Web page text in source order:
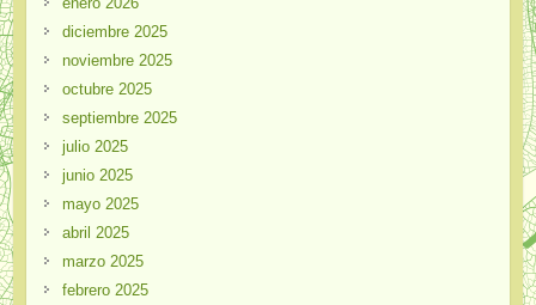
diciembre 2025
noviembre 2025
octubre 2025
septiembre 2025
julio 2025
junio 2025
mayo 2025
abril 2025
marzo 2025
febrero 2025